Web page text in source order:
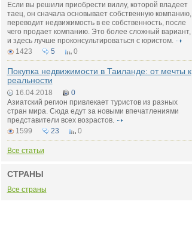
Если вы решили приобрести виллу, которой владеет
таец, он сначала основывает собственную компанию,
переводит недвижимость в ее собственность, после
чего продает компанию. Это более сложный вариант,
и здесь лучше проконсультироваться с юристом.
1423
5 0
Покупка недвижимости в Таиланде: от мечты к
реальности
16.04.2018
0
Азиатский регион привлекает туристов из разных
стран мира. Сюда едут за новыми впечатлениями
представители всех возрастов.
1599
23 0
Все статьи
СТРАНЫ
Все страны